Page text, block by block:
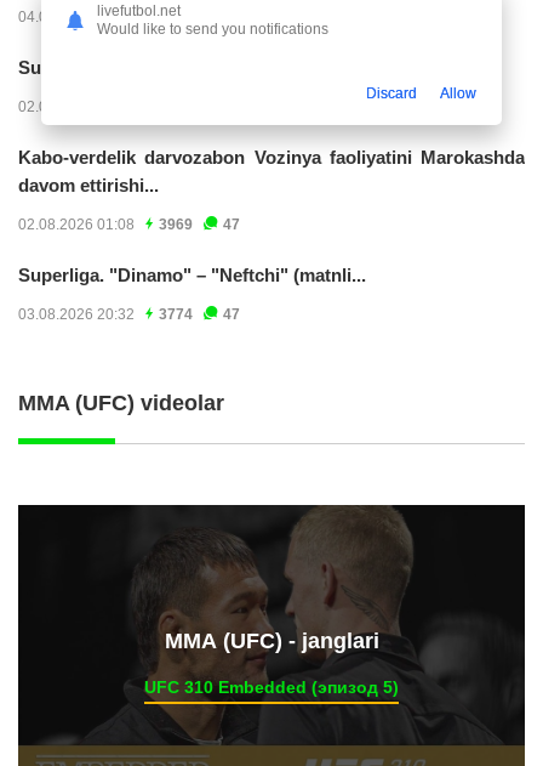
04.08.2026 02:11 14283
Superliga. “Buxoro” - “Lokomotiv”...
02.08.2026 03:08
Kabo-verdelik darvozabon Vozinya faoliyatini Marokashda
davom ettirishi...
02.08.2026 01:08 3969 47
Superliga. "Dinamo" – "Neftchi" (matnli...
03.08.2026 20:32 3774 47
MMA (UFC) videolar
ММА (UFC) - janglari
UFC 310 Embedded (эпизод 5)
livefutbol.net
Would like to send you notifications
Discard Allow